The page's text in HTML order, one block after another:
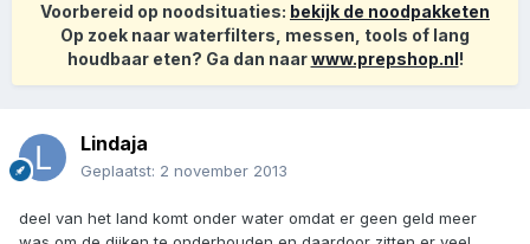
Voorbereid op noodsituaties: bekijk de noodpakketen
Op zoek naar waterfilters, messen, tools of lang
houdbaar eten? Ga dan naarwww.prepshop.nl!
Lindaja
Geplaatst: 2 november 2013
deel van het land komt onder water omdat er geen geld meer